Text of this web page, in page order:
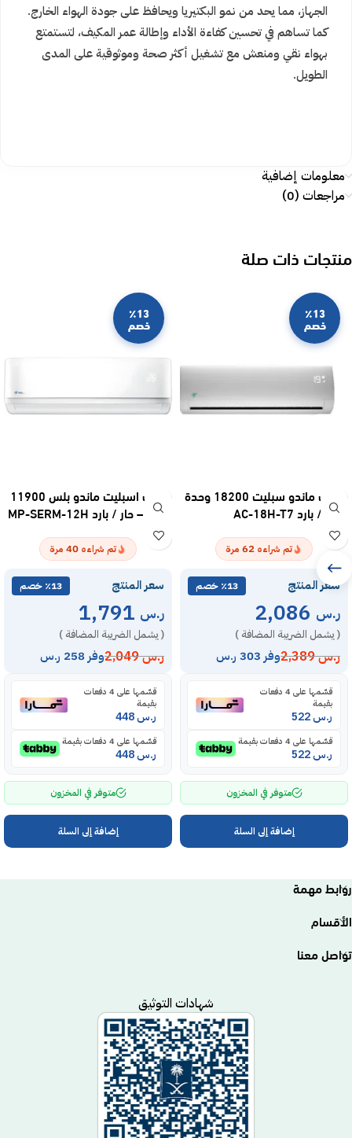
الجهاز، مما يحد من نمو البكتيريا ويحافظ على جودة الهواء الخارج.
كما تساهم في تحسين كفاءة الأداء وإطالة عمر المكيف، لتستمتع
بهواء نقي ومنعش مع تشغيل أكثر صحة وموثوقية على المدى
الطويل.
معلومات إضافية
مراجعات (0)
منتجات ذات صلة
٪13
خصم
مكيف ماندو سبليت 18200 وحدة
– حار / بارد AC-18H-T7
تم شراءه 62 مرة
سعر المنتج ٪13 خصم
ر.س
( يشمل الضريبة المضافة )
ر.س2,389 وفر 303 ر.س
قسّمها على 4 دفعات
بقيمة
ر.س
قسّمها على 4 دفعات بقيمة
ر.س
متوفر في المخزون
إضافة إلى السلة
٪13
خصم
مكيف اسبليت ماندو بلس 11900
وحدة – حار / بارد MP-SERM-12H
تم شراءه 40 مرة
سعر المنتج ٪13 خصم
ر.س
( يشمل الضريبة المضافة )
ر.س2,049 وفر 258 ر.س
قسّمها على 4 دفعات
بقيمة
ر.س
قسّمها على 4 دفعات بقيمة
ر.س
متوفر في المخزون
إضافة إلى السلة
روابط مهمة
الأقسام
تواصل معنا
شهادات التوثيق